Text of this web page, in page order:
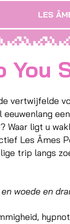
LES
You
vertwijfelde
eeuwenlang
Waar ligt u
Les Âmes
trip langs
woede en